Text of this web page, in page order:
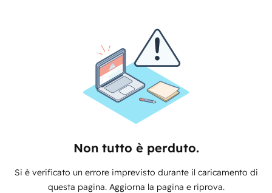
Non tutto è perduto.
Si è verificato un errore imprevisto durante il caricamento di
questa pagina. Aggiorna la pagina e riprova.